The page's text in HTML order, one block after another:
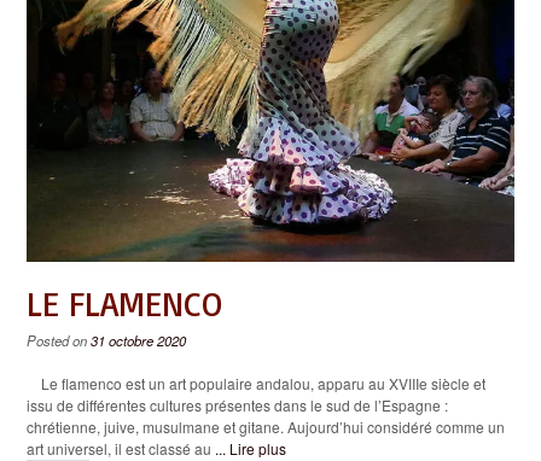
LE FLAMENCO
Posted on31 octobre 2020
Le flamenco est un art populaire andalou, apparu au XVIIIe siècle et
issu de différentes cultures présentes dans le sud de l’Espagne :
chrétienne, juive, musulmane et gitane. Aujourd’hui considéré comme un
art universel, il est classé au ... Lire plus